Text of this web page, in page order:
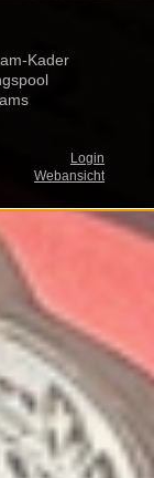
Kader
Login
Webansicht